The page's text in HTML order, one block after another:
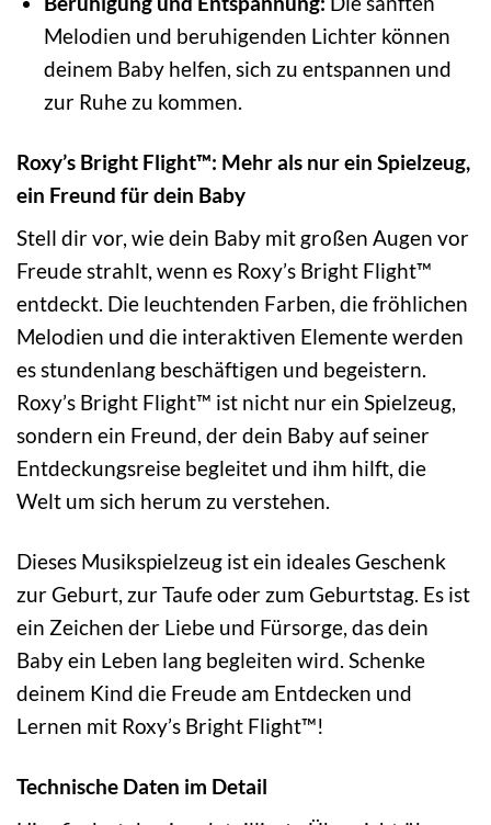
Melodien und beruhigenden Lichter können
deinem Baby helfen, sich zu entspannen und
zur Ruhe zu kommen.
Roxy’s Bright Flight™: Mehr als nur ein Spielzeug,
ein Freund für dein Baby
Stell dir vor, wie dein Baby mit großen Augen vor
Freude strahlt, wenn es Roxy’s Bright Flight™
entdeckt. Die leuchtenden Farben, die fröhlichen
Melodien und die interaktiven Elemente werden
es stundenlang beschäftigen und begeistern.
Roxy’s Bright Flight™ ist nicht nur ein Spielzeug,
sondern ein Freund, der dein Baby auf seiner
Entdeckungsreise begleitet und ihm hilft, die
Welt um sich herum zu verstehen.
Dieses Musikspielzeug ist ein ideales Geschenk
zur Geburt, zur Taufe oder zum Geburtstag. Es ist
ein Zeichen der Liebe und Fürsorge, das dein
Baby ein Leben lang begleiten wird. Schenke
deinem Kind die Freude am Entdecken und
Lernen mit Roxy’s Bright Flight™!
Technische Daten im Detail